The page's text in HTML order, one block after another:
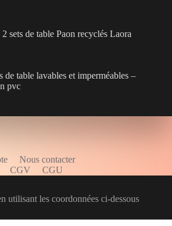
sets de table Paon recyclés Laora
de table lavables et imperméables –
pvc
Nous contacter
CGV CGU
utilisant les coordonnées ci-dessous